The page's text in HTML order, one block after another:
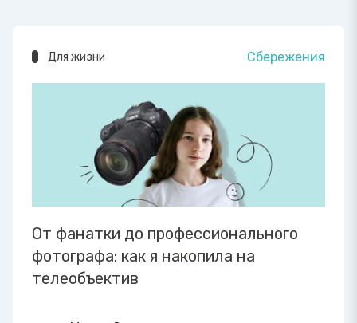
Для жизни Сбережения
От фанатки до профессионального
фотографа: как я накопила на
телеобъектив